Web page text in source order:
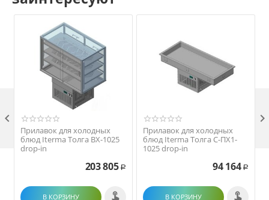
Прилавок для холодных
блюд Iterma Толга ВХ-1025
drop-in
203 805 Р
В КОРЗИНУ
Прилавок для холодных
блюд Iterma Толга С-ПХ1-
1025 drop-in
94 164 Р
В КОРЗИНУ
 